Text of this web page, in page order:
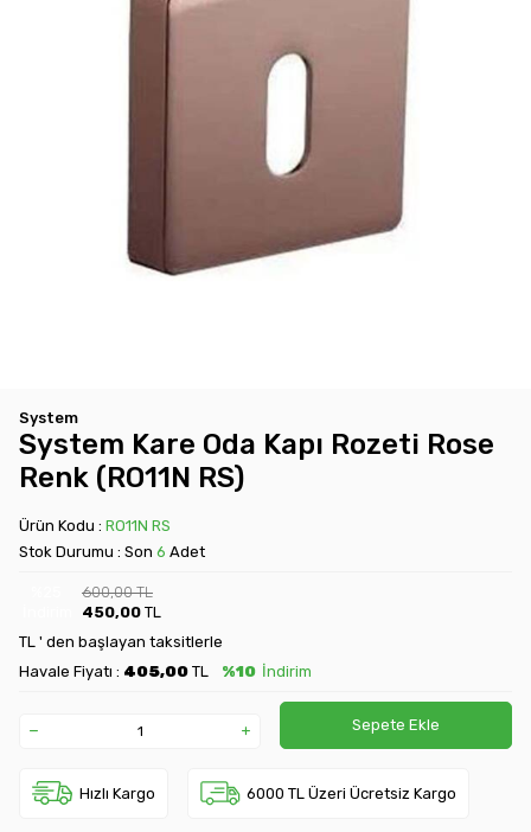
System
System Kare Oda Kapı Rozeti Rose
Renk (RO11N RS)
Ürün Kodu : RO11N RS
Stok Durumu : Son 6 Adet
600,00TL
450,00 TL
TL ' den başlayan taksitlerle
Havale Fiyatı : 405,00 TL %10 İndirim
Sepete Ekle
Hızlı Kargo 6000 TL Üzeri Ücretsiz Kargo